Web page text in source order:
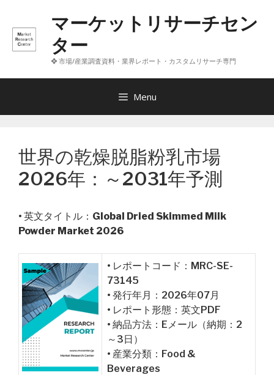
へ
マーケットリサーチセン
ター
❖ 市場/産業調査資料・業界レポート・カスタムリサーチ専門
Menu
世界の乾燥脱脂粉乳市場
2026年：～2031年予測
• 英文タイトル： Global Dried Skimmed Milk
Powder Market 2026
• レポートコード：MRC-SE-
73145
• 発行年月：2026年07月
• レポート形態：英文PDF
• 納品方法：Eメール（納期：2
～3日）
• 産業分類：Food &
Beverages